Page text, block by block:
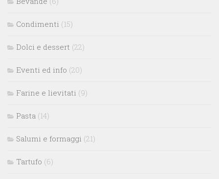
Condimenti (15)
Dolci e dessert (22)
Eventi ed info (20)
Farine e lievitati (9)
Pasta (14)
Salumi e formaggi (21)
Tartufo (6)